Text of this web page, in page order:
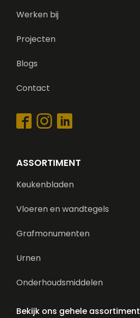
Werken bij
Projecten
Blogs
Contact
ASSORTIMENT
Keukenbladen
Vloeren en wandtegels
Grafmonumenten
Urnen
Onderhoudsmiddelen
Bekijk ons gehele assortiment